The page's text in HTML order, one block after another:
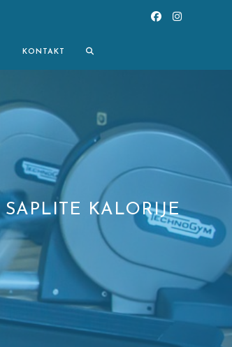
KONTAKT TOGGLE
SEARCH
KALORIJE